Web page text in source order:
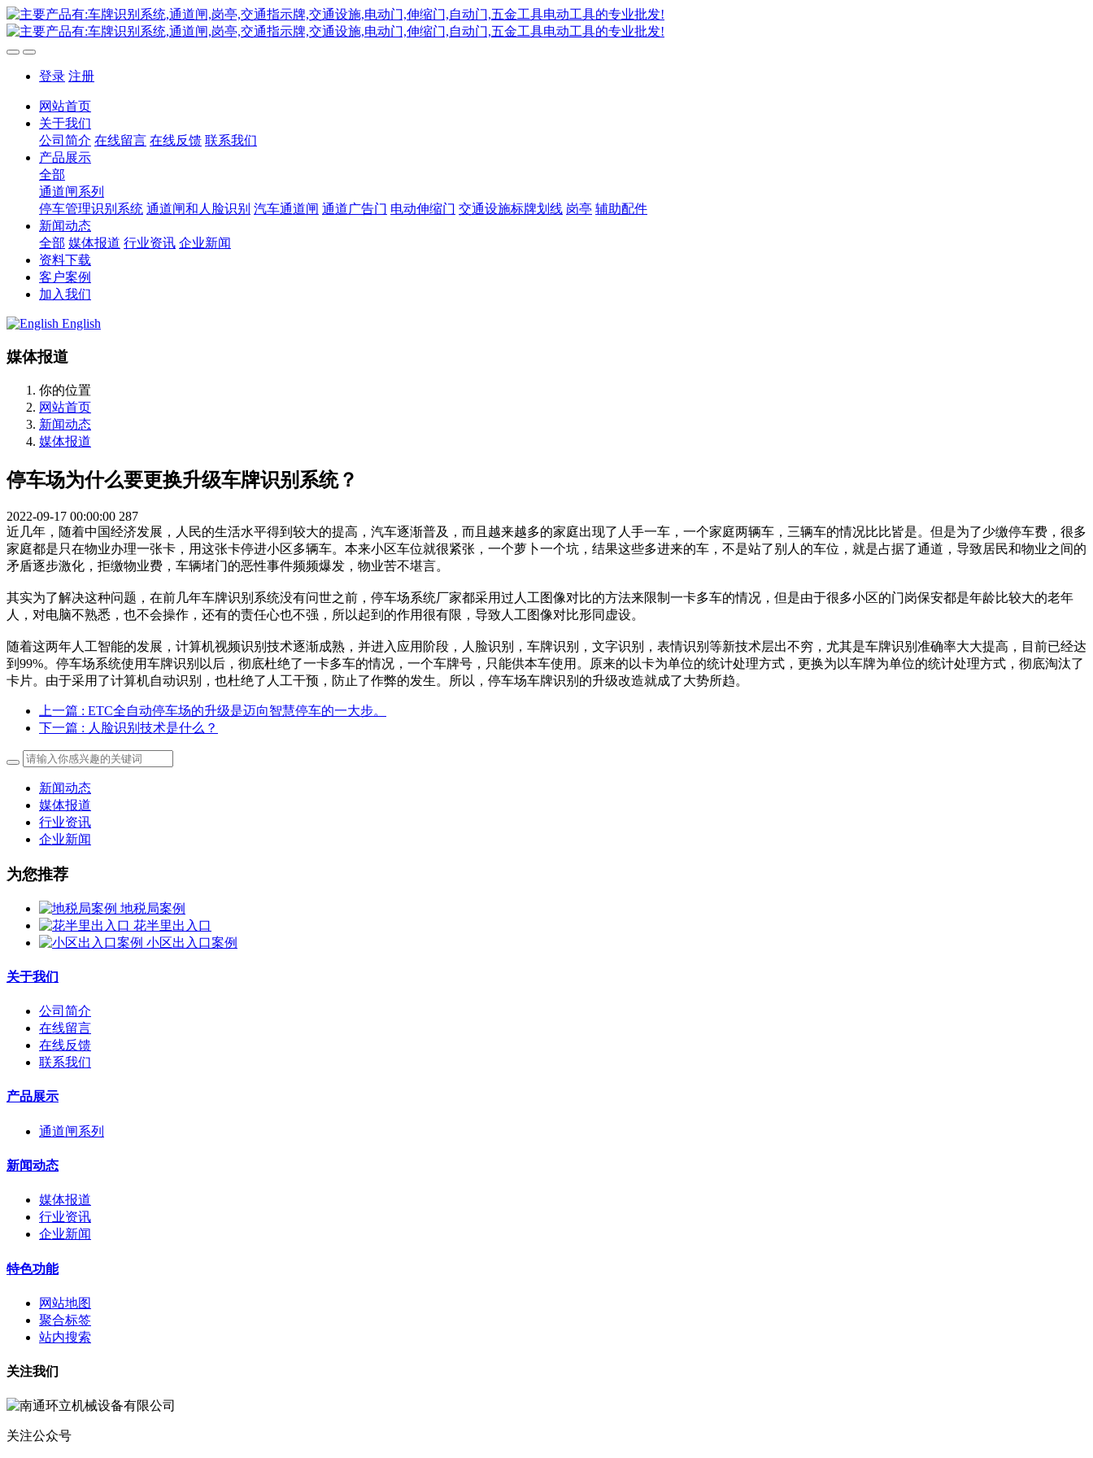
登录 注册
网站首页
关于我们
公司简介 在线留言 在线反馈 联系我们
产品展示
全部
通道闸系列
停车管理识别系统 通道闸和人脸识别 汽车通道闸 通道广告门 电动伸缩门 交通设施标牌划线 岗亭 辅助配件
新闻动态
全部 媒体报道 行业资讯 企业新闻
资料下载
客户案例
加入我们
English
媒体报道
你的位置
网站首页
新闻动态
媒体报道
停车场为什么要更换升级车牌识别系统？
2022-09-17 00:00:00 287
近几年，随着中国经济发展，人民的生活水平得到较大的提高，汽车逐渐普及，而且越来越多的家庭出现了人手一车，一个家庭两辆车，三辆车的情况比比皆是。但是为了少缴停车费，很多
家庭都是只在物业办理一张卡，用这张卡停进小区多辆车。本来小区车位就很紧张，一个萝卜一个坑，结果这些多进来的车，不是站了别人的车位，就是占据了通道，导致居民和物业之间的
矛盾逐步激化，拒缴物业费，车辆堵门的恶性事件频频爆发，物业苦不堪言。
其实为了解决这种问题，在前几年车牌识别系统没有问世之前，停车场系统厂家都采用过人工图像对比的方法来限制一卡多车的情况，但是由于很多小区的门岗保安都是年龄比较大的老年
人，对电脑不熟悉，也不会操作，还有的责任心也不强，所以起到的作用很有限，导致人工图像对比形同虚设。
随着这两年人工智能的发展，计算机视频识别技术逐渐成熟，并进入应用阶段，人脸识别，车牌识别，文字识别，表情识别等新技术层出不穷，尤其是车牌识别准确率大大提高，目前已经达
到99%。停车场系统使用车牌识别以后，彻底杜绝了一卡多车的情况，一个车牌号，只能供本车使用。原来的以卡为单位的统计处理方式，更换为以车牌为单位的统计处理方式，彻底淘汰了
卡片。由于采用了计算机自动识别，也杜绝了人工干预，防止了作弊的发生。所以，停车场车牌识别的升级改造就成了大势所趋。
上一篇 : ETC全自动停车场的升级是迈向智慧停车的一大步。
下一篇 : 人脸识别技术是什么？
新闻动态
媒体报道
行业资讯
企业新闻
为您推荐
地税局案例
花半里出入口
小区出入口案例
关于我们
公司简介
在线留言
在线反馈
联系我们
产品展示
通道闸系列
新闻动态
媒体报道
行业资讯
企业新闻
特色功能
网站地图
聚合标签
站内搜索
关注我们
关注公众号